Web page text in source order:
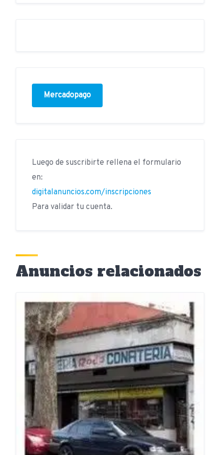
Mercadopago
Luego de suscribirte rellena el formulario
en:
digitalanuncios.com/inscripciones
Para validar tu cuenta.
Anuncios relacionados